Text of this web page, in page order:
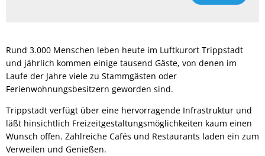
Rund 3.000 Menschen leben heute im Luftkurort Trippstadt
und jährlich kommen einige tausend Gäste, von denen im
Laufe der Jahre viele zu Stammgästen oder
Ferienwohnungsbesitzern geworden sind.
Trippstadt verfügt über eine hervorragende Infrastruktur und
läßt hinsichtlich Freizeitgestaltungsmöglichkeiten kaum einen
Wunsch offen. Zahlreiche Cafés und Restaurants laden ein zum
Verweilen und Genießen.